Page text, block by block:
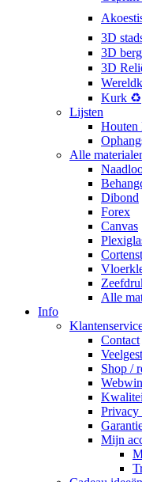
3D
3D
3D
Kurk ♻️
Lijsten
Houten
Alle
Dibond
Forex
Canvas
Alle
Info
Contact
Shop /
Privacy
Mijn